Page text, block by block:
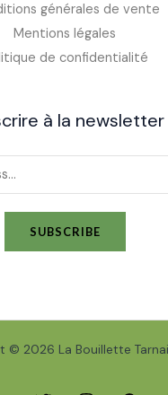
générales de vente
Mentions légales
de confidentialité
à la newsletter
SUBSCRIBE
© 2026 La Bouillette